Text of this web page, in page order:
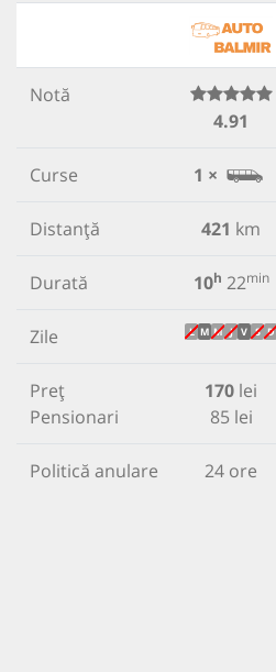
Notă
4.91
Curse 1 ×
Distanță 421 km
Durată 10h 22min
Zile L M M J V S D
Preț
Pensionari
170 lei
85 lei
Politică anulare 24 ore